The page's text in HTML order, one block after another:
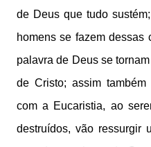
de Deus que tudo
homens se fazem
palavra de Deus se
de Cristo; assim também
com a Eucaristia, ao
destruídos, vão ressurgir